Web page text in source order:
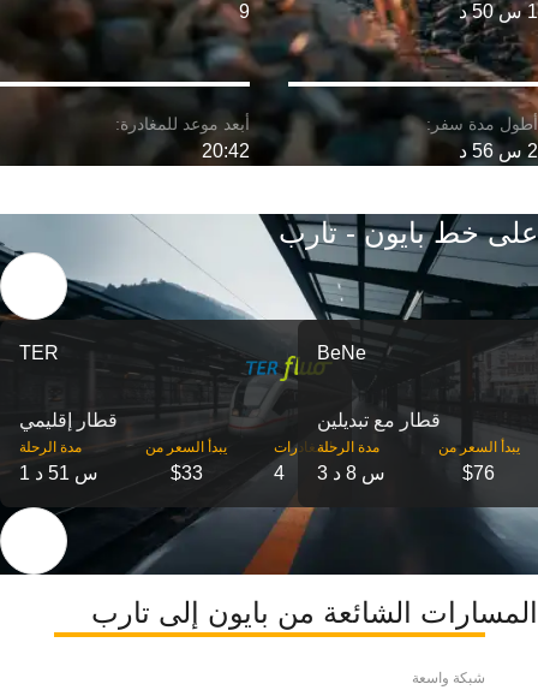
1 س 50 د
2 س 56 د
9
20:42
على خط بايون - تارب
TER
قطار إقليمي
مدة الرحلة
1 س 51 د
‎يبدأ السعر من
$33
‎المغادرات
4
BeNe
قطار مع تبديلين
مدة الرحلة
3 س 8 د
‎يبدأ السعر من
$76
المسارات الشائعة من بايون إلى تارب
شبكة واسعة